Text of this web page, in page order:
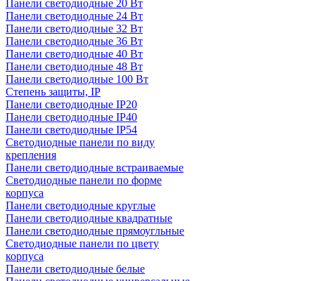
Панели светодиодные 20 Вт
Панели светодиодные 24 Вт
Панели светодиодные 32 Вт
Панели светодиодные 36 Вт
Панели светодиодные 40 Вт
Панели светодиодные 48 Вт
Панели светодиодные 100 Вт
Степень защиты, IP
Панели светодиодные IP20
Панели светодиодные IP40
Панели светодиодные IP54
Светодиодные панели по виду
крепления
Панели светодиодные встраиваемые
Светодиодные панели по форме
корпуса
Панели светодиодные круглые
Панели светодиодные квадратные
Панели светодиодные прямоугльные
Светодиодные панели по цвету
корпуса
Панели светодиодные белые